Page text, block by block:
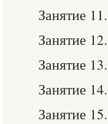
Занятие
Занятие
Занятие
Занятие
Занятие